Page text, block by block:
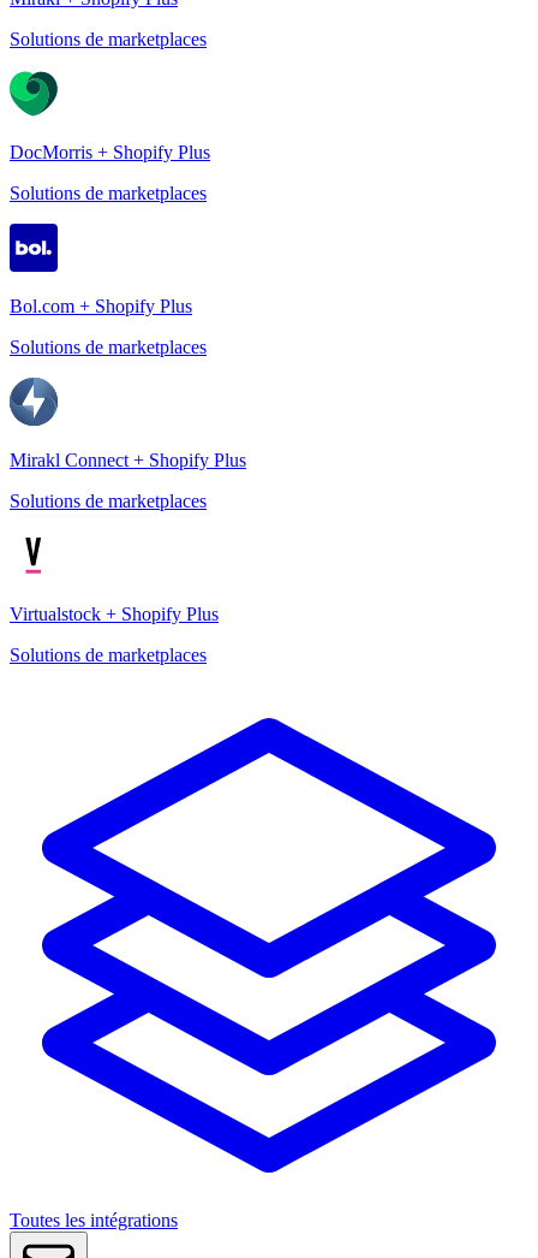
Solutions de marketplaces
DocMorris + Shopify Plus
Solutions de marketplaces
Bol.com + Shopify Plus
Solutions de marketplaces
Mirakl Connect + Shopify Plus
Solutions de marketplaces
Virtualstock + Shopify Plus
Solutions de marketplaces
Toutes les intégrations